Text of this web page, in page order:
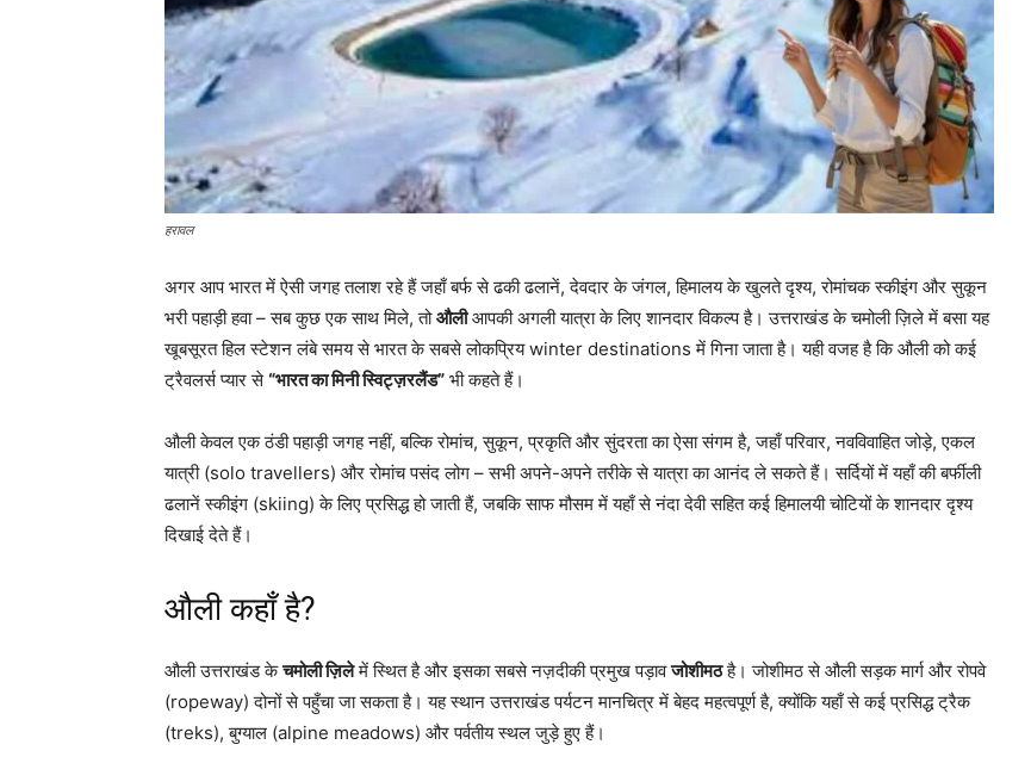
हरावल
अगर आप भारत में ऐसी जगह तलाश रहे हैं जहाँ बर्फ से ढकी ढलानें, देवदार के जंगल, हिमालय के खुलते दृश्य, रोमांचक स्कीइंग और सुकून
भरी पहाड़ी हवा – सब कुछ एक साथ मिले, तोऔलीआपकी अगली यात्रा के लिए शानदार विकल्प है। उत्तराखंड के चमोली ज़िले में बसा यह
खूबसूरत हिल स्टेशन लंबे समय से भारत के सबसे लोकप्रिय winter destinations में गिना जाता है। यही वजह है कि औली को कई
ट्रैवलर्स प्यार से“भारत का मिनी स्विट्ज़रलैंड” भी कहते हैं।
औली केवल एक ठंडी पहाड़ी जगह नहीं, बल्कि रोमांच, सुकून, प्रकृति और सुंदरता का ऐसा संगम है, जहाँ परिवार, नवविवाहित जोड़े, एकल
यात्री (solo travellers) और रोमांच पसंद लोग – सभी अपने-अपने तरीके से यात्रा का आनंद ले सकते हैं। सर्दियों में यहाँ की बर्फीली
ढलानें स्कीइंग (skiing) के लिए प्रसिद्ध हो जाती हैं, जबकि साफ मौसम में यहाँ से नंदा देवी सहित कई हिमालयी चोटियों के शानदार दृश्य
दिखाई देते हैं।
औली कहाँ है?
औली उत्तराखंड केचमोली ज़िलेमें स्थित है और इसका सबसे नज़दीकी प्रमुख पड़ावजोशीमठहै। जोशीमठ से औली सड़क मार्ग और रोपवे
(ropeway) दोनों से पहुँचा जा सकता है। यह स्थान उत्तराखंड पर्यटन मानचित्र में बेहद महत्वपूर्ण है, क्योंकि यहाँ से कई प्रसिद्ध ट्रैक
(treks), बुग्याल (alpine meadows) और पर्वतीय स्थल जुड़े हुए हैं।